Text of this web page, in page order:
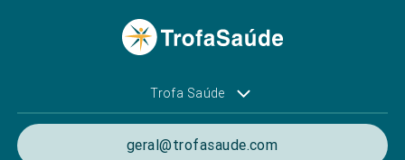
Trofa Saúde
geral@trofasaude.com